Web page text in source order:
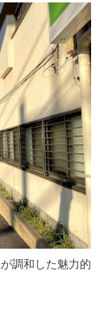
調和した魅力的